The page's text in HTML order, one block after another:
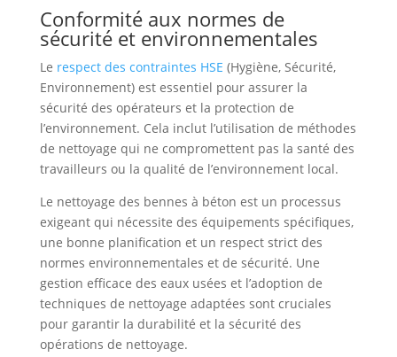
Conformité aux normes de
sécurité et environnementales
Le respect des contraintes HSE (Hygiène, Sécurité,
Environnement) est essentiel pour assurer la
sécurité des opérateurs et la protection de
l’environnement. Cela inclut l’utilisation de méthodes
de nettoyage qui ne compromettent pas la santé des
travailleurs ou la qualité de l’environnement local.
Le nettoyage des bennes à béton est un processus
exigeant qui nécessite des équipements spécifiques,
une bonne planification et un respect strict des
normes environnementales et de sécurité. Une
gestion efficace des eaux usées et l’adoption de
techniques de nettoyage adaptées sont cruciales
pour garantir la durabilité et la sécurité des
opérations de nettoyage.